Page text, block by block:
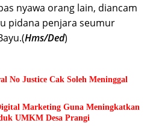
nyawa orang lain, diancam
pidana penjara seumur
Hms/Ded)
No Justice Cak Soleh Meninggal
Marketing Guna Meningkatkan
UMKM Desa Prangi